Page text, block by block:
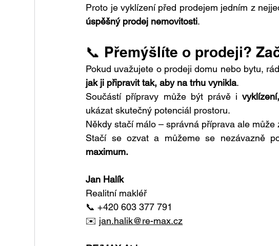
Proto je vyklízení před prodejem jedním z
úspěšný prodej nemovitosti.
📞 Přemýšlíte o prodeji?
jak ji připravit tak, aby na trhu vynikla.
Součástí přípravy může být právě i
ukázat skutečný potenciál prostoru.
Někdy stačí málo – správná příprava ale může
Stačí se ozvat a můžeme se nezávazně
maximum.
Jan Halík
Realitní makléř
📞 +420 603 377 791
✉️ jan.halik@re-max.cz